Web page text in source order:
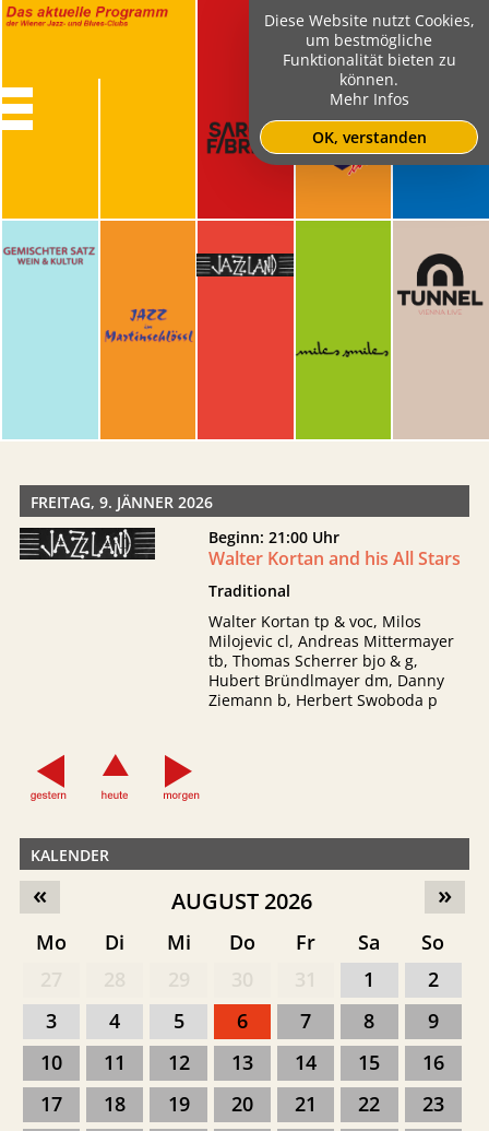
FREITAG, 9. JÄNNER 2026
Beginn: 21:00 Uhr
Walter Kortan and his All Stars
Traditional
Walter Kortan tp & voc, Milos
Milojevic cl, Andreas Mittermayer
tb, Thomas Scherrer bjo & g,
Hubert Bründlmayer dm, Danny
Ziemann b, Herbert Swoboda p
KALENDER
»
« AUGUST 2026
Mo Di Mi Do Fr Sa
So
1
2
3
4 5 6 7 8
9
10
11 12 13 14 15
16
17
18 19 20 21 22
23
Diese Website nutzt Cookies,
um bestmögliche
Funktionalität bieten zu
können.
Mehr Infos
OK, verstanden